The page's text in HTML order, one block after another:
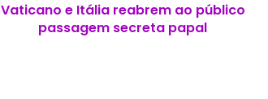
Vaticano e Itália reabrem ao público
passagem secreta papal